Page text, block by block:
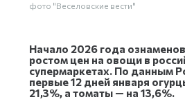
фото "Веселовские вести"
Начало 2026 года
ростом цен на овощи в
супермаркетах. По данным
первые 12 дней января
21,3%, а томаты — на 13,6%.